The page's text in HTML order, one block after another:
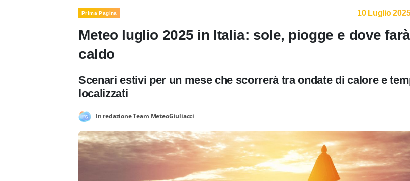
Prima Pagina 10 Luglio
Meteo luglio 2025 in Italia: sole, piogge e dove
caldo
Scenari estivi per un mese che scorrerà tra ondate di calore e
localizzati
In redazione Team MeteoGiuliacci